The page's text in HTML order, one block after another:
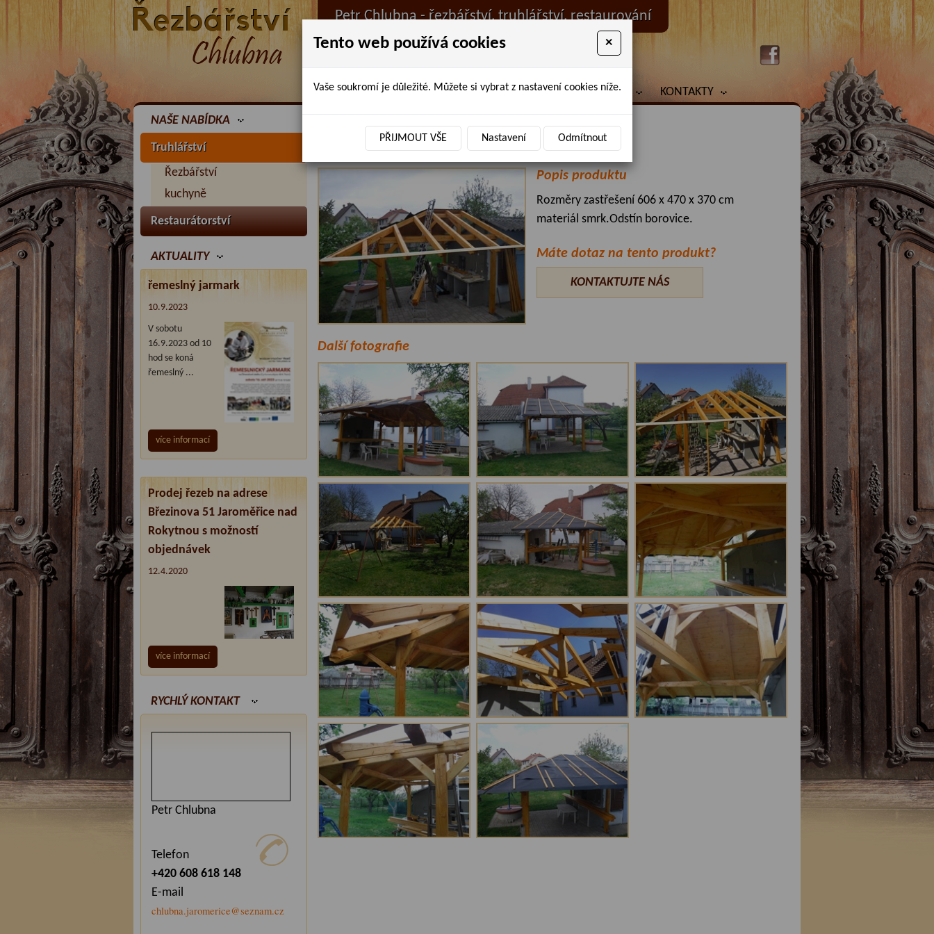
Petr Chlubna - řezbářství, truhlářství, restaurování
ÚVOD PRODANÉ ZBOŽÍ BAZAR AKTUALITY KONTAKTY
NAŠE NABÍDKA
Truhlářství
Řezbářství
kuchyně
Restaurátorství
AKTUALITY
řemeslný jarmark
10.9.2023
V sobotu
16.9.2023 od 10
hod se koná
řemeslný ...
více informací
Prodej řezeb na adrese
Březinova 51 Jaroměřice nad
Rokytnou s možností
objednávek
12.4.2020
více informací
RYCHLÝ KONTAKT
Petr Chlubna
Telefon
+420 608 618 148
E-mail
chlubna.jaromerice@seznam.cz
Zastřešení
Popis produktu
Rozměry zastřešení 606 x 470 x 370 cm
materiál smrk.Odstín borovice.
Máte dotaz na tento produkt?
KONTAKTUJTE NÁS
Další fotografie
Tento web používá cookies ×
Vaše soukromí je důležité. Můžete si vybrat z nastavení cookies níže.
PŘIJMOUT VŠE Nastavení Odmítnout